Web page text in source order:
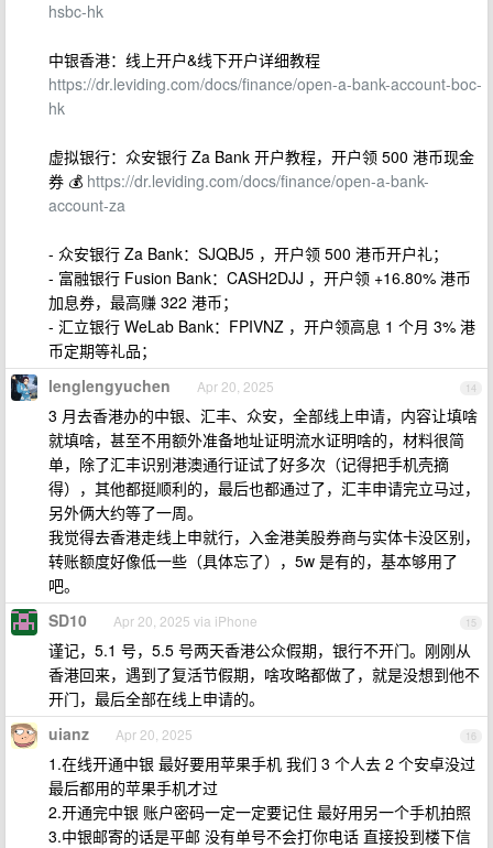
hsbc-hk
中银香港：线上开户&线下开户详细教程
https://dr.leviding.com/docs/finance/open-a-bank-account-boc-
hk
虚拟银行：众安银行 Za Bank 开户教程，开户领 500 港币现金
券 💰 https://dr.leviding.com/docs/finance/open-a-bank-
account-za
- 众安银行 Za Bank：SJQBJ5 ，开户领 500 港币开户礼；
- 富融银行 Fusion Bank：CASH2DJJ ，开户领 +16.80% 港币
加息券，最高赚 322 港币；
- 汇立银行 WeLab Bank：FPIVNZ ，开户领高息 1 个月 3% 港
币定期等礼品；
14
lenglengyuchen Apr 20, 2025
3 月去香港办的中银、汇丰、众安，全部线上申请，内容让填啥
就填啥，甚至不用额外准备地址证明流水证明啥的，材料很简
单，除了汇丰识别港澳通行证试了好多次（记得把手机壳摘
得），其他都挺顺利的，最后也都通过了，汇丰申请完立马过，
另外俩大约等了一周。
我觉得去香港走线上申就行，入金港美股券商与实体卡没区别，
转账额度好像低一些（具体忘了），5w 是有的，基本够用了
吧。
15
SD10 Apr 20, 2025 via iPhone
谨记，5.1 号，5.5 号两天香港公众假期，银行不开门。刚刚从
香港回来，遇到了复活节假期，啥攻略都做了，就是没想到他不
开门，最后全部在线上申请的。
16
uianz Apr 20, 2025
1.在线开通中银 最好要用苹果手机 我们 3 个人去 2 个安卓没过
最后都用的苹果手机才过
2.开通完中银 账户密码一定一定要记住 最好用另一个手机拍照
3.中银邮寄的话是平邮 没有单号不会打你电话 直接投到楼下信